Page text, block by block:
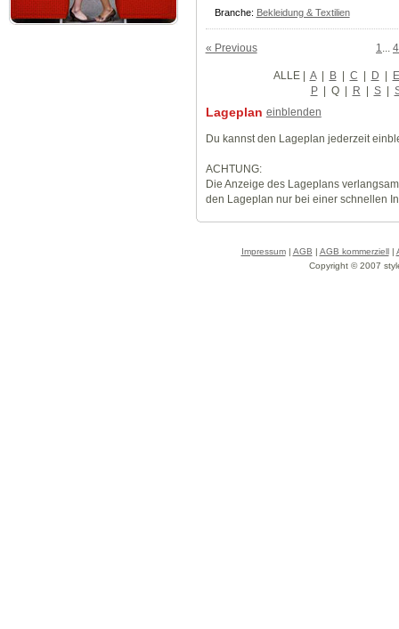
Branche: Bekleidung & Textilien
« Previous 1 4
ALLE| A | B | C | D | E
P | Q | R | S |
Lageplan einblenden
Du kannst den Lageplan jederzeit
ACHTUNG:
Die Anzeige des Lageplans
den Lageplan nur bei einer schnellen
Impressum| AGB | AGB kommerziell|
Copyright © 2007